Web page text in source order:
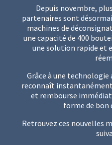
Depuis novembre,
partenaires sont
machines de
une capacité de 400
une solution rapide et
Grâce à une technologie
reconnaît
et rembourse
forme de bon
Retrouvez ces nouvelles